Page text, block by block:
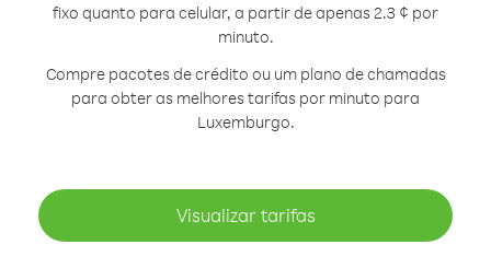
fixo quanto para celular, a partir de apenas 2.3 ¢ por
minuto.
Compre pacotes de crédito ou um plano de chamadas
para obter as melhores tarifas por minuto para
Luxemburgo.
Visualizar tarifas